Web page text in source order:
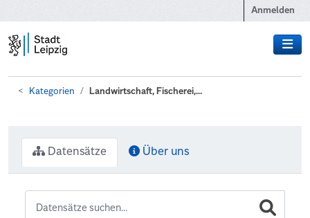
Anmelden
Kategorien Landwirtschaft, Fischerei,...
Datensätze Über uns